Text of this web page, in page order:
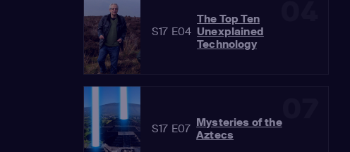
S17 E04
The Top Ten
Unexplained
Technology
S17 E07 Mysteries of the
Aztecs